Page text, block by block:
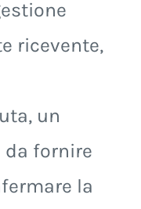
ricevente,
un
fornire
la